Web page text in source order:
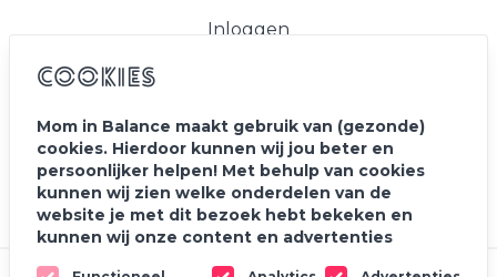
Cookies
Mom in Balance maakt gebruik van (gezonde)
cookies. Hierdoor kunnen wij jou beter en
persoonlijker helpen! Met behulp van cookies
kunnen wij zien welke onderdelen van de
website je met dit bezoek hebt bekeken en
kunnen wij onze content en advertenties
Inloggen
Vacatures
Blog
Contact